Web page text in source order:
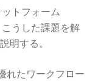
トフォーム
うした課題を解
明する。
れたワークフロー